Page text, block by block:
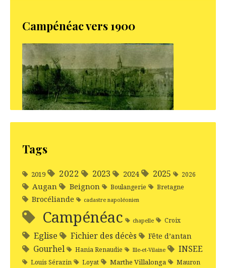
Campénéac vers 1900
Tags
2019 2022 2023 2024 2025 2026
Augan Beignon Boulangerie Bretagne
Brocéliande cadastre napoléonien
Campénéac chapelle Croix
Eglise Fichier des décès Fête d’antan
Gourhel Hania Renaudie Ille-et-Vilaine INSEE
Louis Sérazin Loyat Marthe Villalonga Mauron